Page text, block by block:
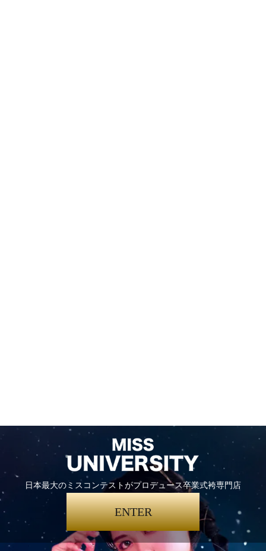
日本最大のミスコンテストがプロデュース卒業式袴専門店
ENTER